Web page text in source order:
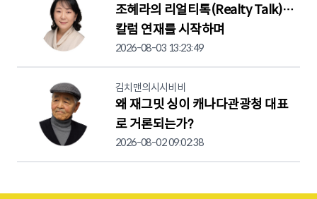
조혜라의 리얼티톡(Realty Talk)…
칼럼 연재를 시작하며
2026-08-03 13:23:49
김치맨의시시비비
왜 재그밋 싱이 캐나다관광청 대표
로 거론되는가?
2026-08-02 09:02:38